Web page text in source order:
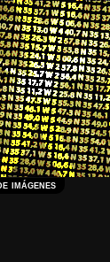
imágenes